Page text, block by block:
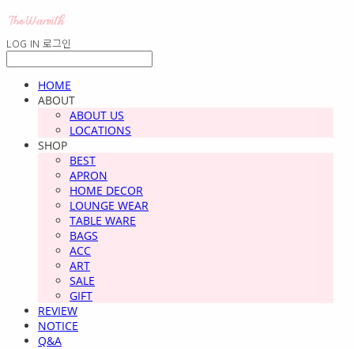
LOG IN 로그인
HOME
ABOUT
ABOUT US
LOCATIONS
SHOP
BEST
APRON
HOME DECOR
LOUNGE WEAR
TABLE WARE
BAGS
ACC
ART
SALE
GIFT
REVIEW
NOTICE
Q&A